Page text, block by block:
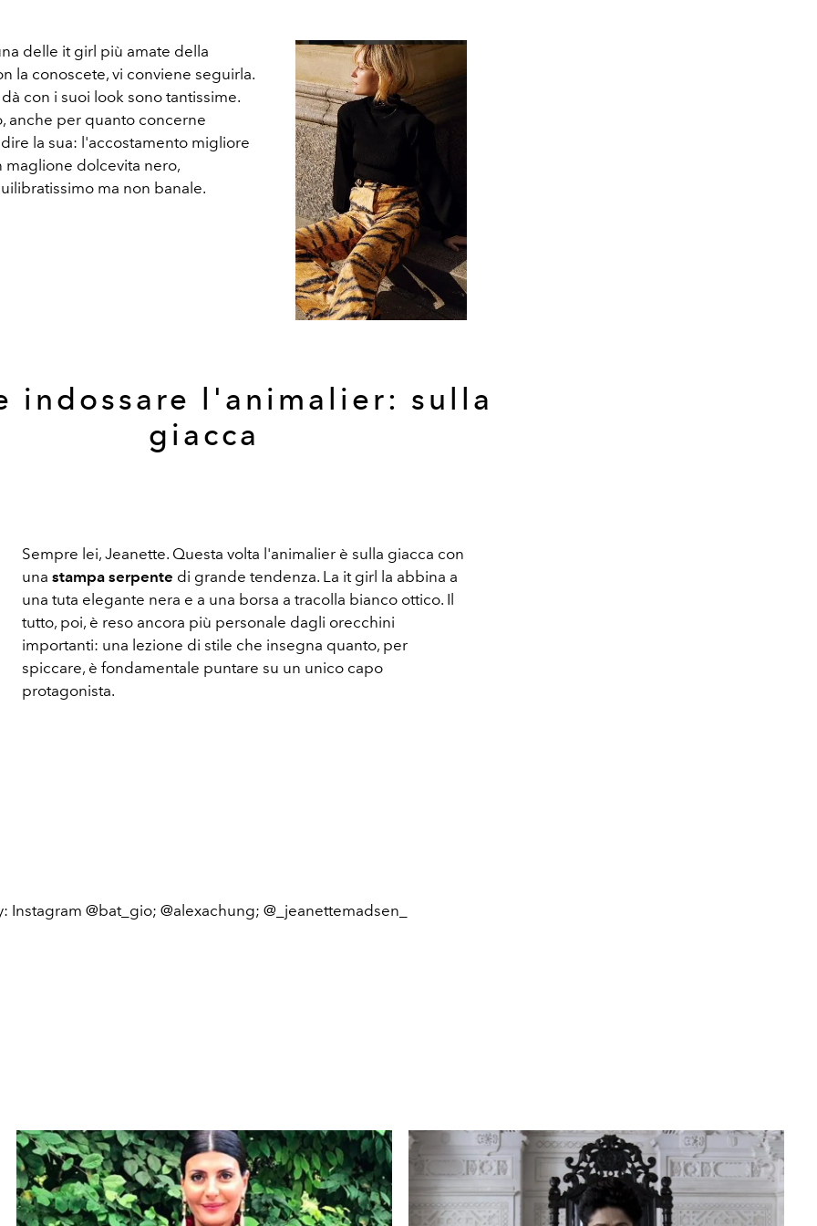
delle it girl più amate della
la conoscete, vi conviene seguirla.
con i suoi look sono tantissime.
anche per quanto concerne
la sua: l'accostamento migliore
maglione dolcevita nero,
ma non banale.
indossare l'animalier: sulla
giacca
Sempre lei, Jeanette. Questa volta l'animalier è sulla giacca con
una stampa serpente di grande tendenza. La it girl la abbina a
una tuta elegante nera e a una borsa a tracolla bianco ottico. Il
tutto, poi, è reso ancora più personale dagli orecchini
importanti: una lezione di stile che insegna quanto, per
spiccare, è fondamentale puntare su un unico capo
protagonista.
Instagram @bat_gio; @alexachung; @_jeanettemadsen_